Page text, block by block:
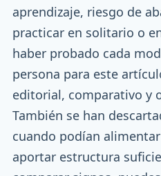
aprendizaje, riesgo de
practicar en solitario o
haber probado cada
persona para este
editorial, comparativo y
También se han
cuando podían
aportar estructura